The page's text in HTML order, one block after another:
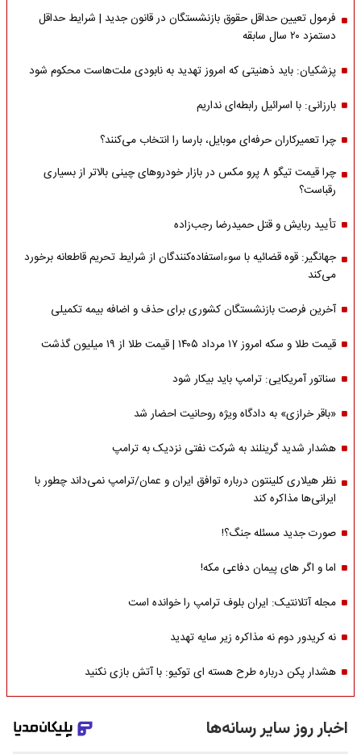
فرمول تعیین حداقل حقوق بازنشستگان در قانون جدید | شرایط حداقل
دستمزد ۲۰ سال سابقه
پزشکیان: باید ذهنیتی که امروز تهدید به نابودی ملت‌هاست محکوم شود
بارزانی: با اسرائیل رابطه‌ای نداریم
چرا تعمیرکاران حرفه‌ای موبایل، بارسا را انتخاب می‌کنند؟
چرا قیمت تیگو 8 پرو مکس در بازار خودروهای چینی بالاتر از بسیاری
رقباست؟
تأیید ربایش و قتل حمیدرضا رجب‌زاده
جهانگیر: قوه قضائیه با سوءاستفاده‌کنندگان از شرایط تحریم قاطعانه برخورد
می‌کند
آخرین فرصت بازنشستگان کشوری برای حذف و اضافه بیمه تکمیلی
قیمت طلا و سکه امروز ۱۷ مرداد ۱۴۰۵ | قیمت طلا از ۱۹ میلیون گذشت
سناتور آمریکایی: ترامپ باید بیکار شود
«باقر خرازی» به دادگاه ویژه روحانیت احضار شد
هشدار شدید گرینلند به شرکت نفتی نزدیک به ترامپ
نظر هیلاری کلینتون درباره توافق ایران و عمان/ترامپ نمی‌داند چطور با
ایرانی‌ها مذاکره کند
صورت جدید مسئله جنگ؟!
اما و اگر های پیمان دفاعی مکه!
مجله آتلانتیک: ایران بلوف ترامپ را خوانده است
نه کریدور دوم نه مذاکره زیر سایه تهدید
هشدار پکن درباره طرح هسته ای توکیو: با آتش بازی نکنید